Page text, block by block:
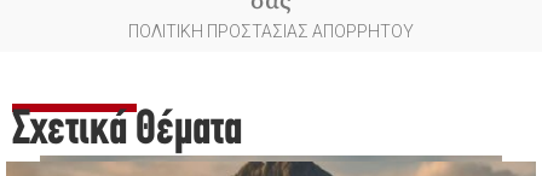
ΠΟΛΙΤΙΚΗ ΠΡΟΣΤΑΣΙΑΣ ΑΠΟΡΡΗΤΟΥ
Σχετικά Θέματα